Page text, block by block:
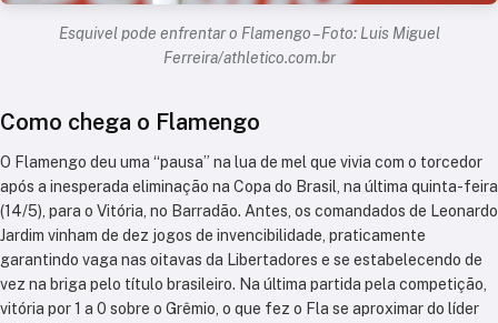
Esquivel pode enfrentar o Flamengo – Foto: Luis Miguel
Ferreira/athletico.com.br
Como chega o Flamengo
O Flamengo deu uma “pausa” na lua de mel que vivia com o torcedor
após a inesperada eliminação na Copa do Brasil, na última quinta-feira
(14/5), para o Vitória, no Barradão. Antes, os comandados de Leonardo
Jardim vinham de dez jogos de invencibilidade, praticamente
garantindo vaga nas oitavas da Libertadores e se estabelecendo de
vez na briga pelo título brasileiro. Na última partida pela competição,
vitória por 1 a 0 sobre o Grêmio, o que fez o Fla se aproximar do líder